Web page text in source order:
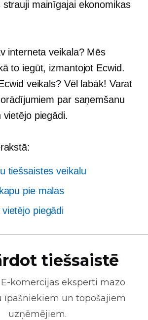
strauji mainīgajai ekonomikas
interneta veikala? Mēs
to iegūt, izmantojot Ecwid.
veikals? Vēl labāk! Varat
par saņemšanu
piegādi.
tiešsaistes veikalu
pie malas
piegādi
tiešsaistē
E-komercijas eksperti mazo
īpašniekiem un topošajiem
uzņēmējiem.